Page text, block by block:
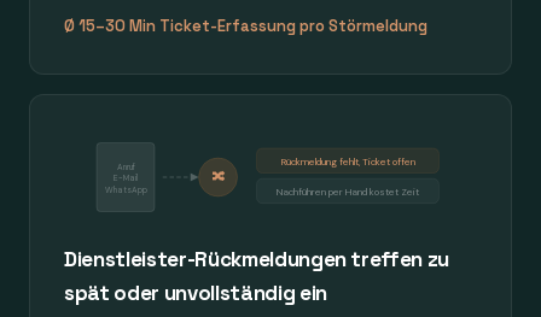
Ø 15–30 Min Ticket-Erfassung pro Störmeldung
Anruf
E-Mail
WhatsApp
🔀
Rückmeldung fehlt, Ticket offen
Nachführen per Hand kostet Zeit
Dienstleister-Rückmeldungen treffen zu
spät oder unvollständig ein